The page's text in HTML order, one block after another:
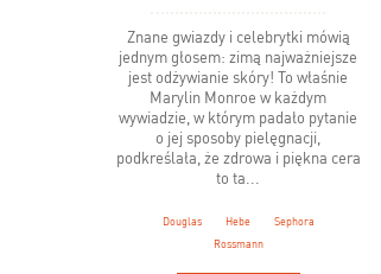
Znane gwiazdy i celebrytki mówią
jednym głosem: zimą najważniejsze
jest odżywianie skóry! To właśnie
Marylin Monroe w każdym
wywiadzie, w którym padało pytanie
o jej sposoby pielęgnacji,
podkreślała, że zdrowa i piękna cera
to ta...
Douglas Hebe Sephora
Rossmann